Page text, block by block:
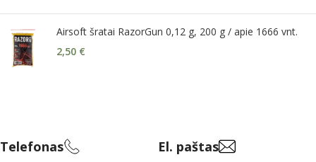
Airsoft šratai RazorGun 0,12 g, 200 g / apie 1666 vnt.
2,50 €
Telefonas El. paštas